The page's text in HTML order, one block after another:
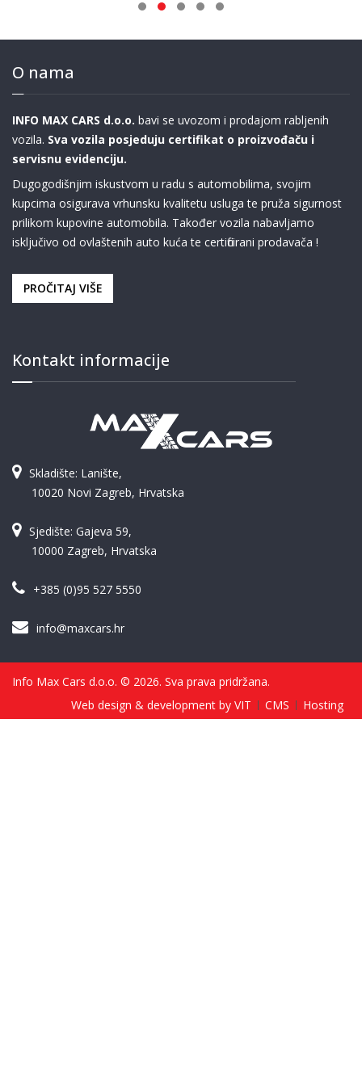
O nama
INFO MAX CARS d.o.o. bavi se uvozom i prodajom rabljenih
vozila. Sva vozila posjeduju certifikat o proizvođaču i
servisnu evidenciju.
Dugogodišnjim iskustvom u radu s automobilima, svojim
kupcima osigurava vrhunsku kvalitetu usluga te pruža sigurnost
prilikom kupovine automobila. Također vozila nabavljamo
isključivo od ovlaštenih auto kuća te certificirani prodavača !
PROČITAJ VIŠE
Kontakt informacije
Skladište: Lanište,
10020 Novi Zagreb, Hrvatska
Sjedište: Gajeva 59,
10000 Zagreb, Hrvatska
+385 (0)95 527 5550
info@maxcars.hr
Info Max Cars d.o.o. © 2026. Sva prava pridržana.
Web design & development by VIT
CMS Hosting